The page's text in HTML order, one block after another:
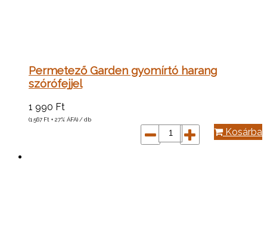
Permetező Garden gyomírtó harang
szórófejjel
1 990 Ft
(1 567 Ft + 27% ÁFA) / db
Kosárba